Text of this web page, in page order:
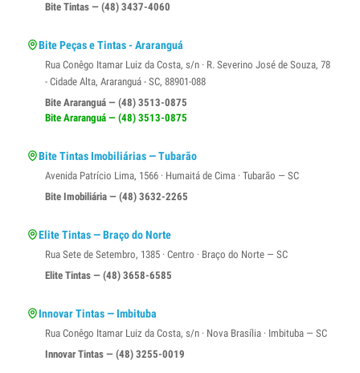
Bite Tintas — (48) 3437-4060
Bite Peças e Tintas - Araranguá
Rua Conêgo Itamar Luiz da Costa, s/n · R. Severino José de Souza, 78
- Cidade Alta, Araranguá - SC, 88901-088
Bite Araranguá — (48) 3513-0875
Bite Araranguá — (48) 3513-0875
Bite Tintas Imobiliárias — Tubarão
Avenida Patrício Lima, 1566 · Humaitá de Cima · Tubarão — SC
Bite Imobiliária — (48) 3632-2265
Elite Tintas — Braço do Norte
Rua Sete de Setembro, 1385 · Centro · Braço do Norte — SC
Elite Tintas — (48) 3658-6585
Innovar Tintas — Imbituba
Rua Conêgo Itamar Luiz da Costa, s/n · Nova Brasília · Imbituba — SC
Innovar Tintas — (48) 3255-0019